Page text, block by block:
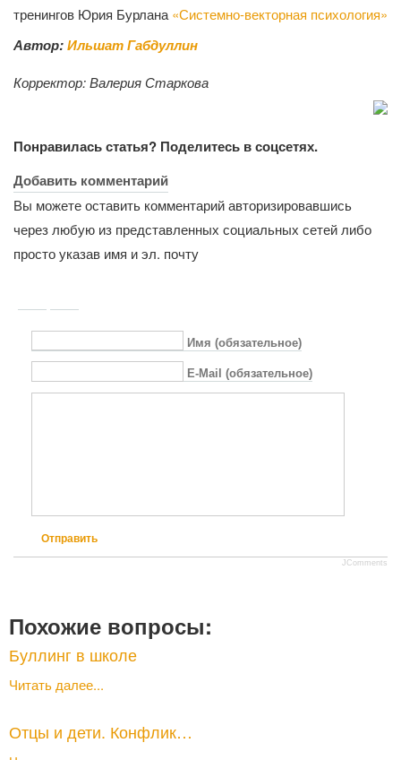
тренингов Юрия Бурлана «Системно-векторная психология»
Автор:Ильшат Габдуллин
Корректор:Валерия Старкова
Понравилась статья? Поделитесь в соцсетях.
Добавить комментарий
Вы можете оставить комментарий авторизировавшись
через любую из представленных социальных сетей либо
просто указав имя и эл. почту
Имя (обязательное)
E-Mail (обязательное)
Отправить
JComments
Похожие вопросы:
Буллинг в школе
Читать далее...
Отцы и дети. Конфлик…